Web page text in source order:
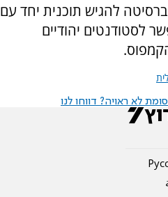
להגיש תוכנית יחד עם
לסטודנטים יהודיים
לא ראויה? דווחו לנו